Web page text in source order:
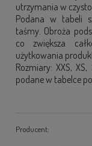
utrzymania w
Podana w tabeli
taśmy. Obroża
co zwiększa
użytkowania
Rozmiary: XXS,
podane w tabelce
Producent: